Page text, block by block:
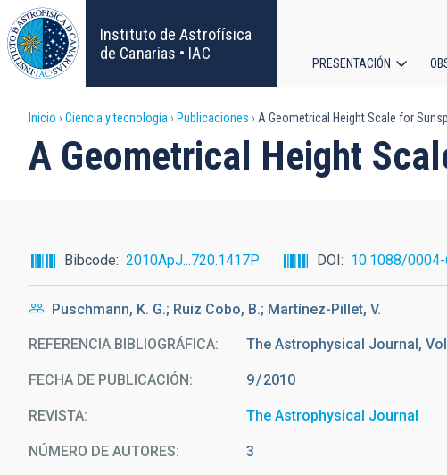
Pasar
al
contenido
principal
Instituto de Astrofísica
de Canarias • IAC
principal
PRESENTACIÓN
Sobrescribir
enlaces
ayuda
a
la
navegación
Inicio Ciencia y tecnología Publicaciones A Geometrical Height Scale for
A Geometrical Height
Bibcode 2010ApJ...720.1417P DOI 10.1088/
Puschmann, K. G.; Ruiz Cobo, B.; Martínez-Pillet, V.
REFERENCIA BIBLIOGRÁFICA The Astrophysical Journal,
FECHA DE PUBLICACIÓN: 9 2010
REVISTA The Astrophysical Journal
NÚMERO DE AUTORES 3